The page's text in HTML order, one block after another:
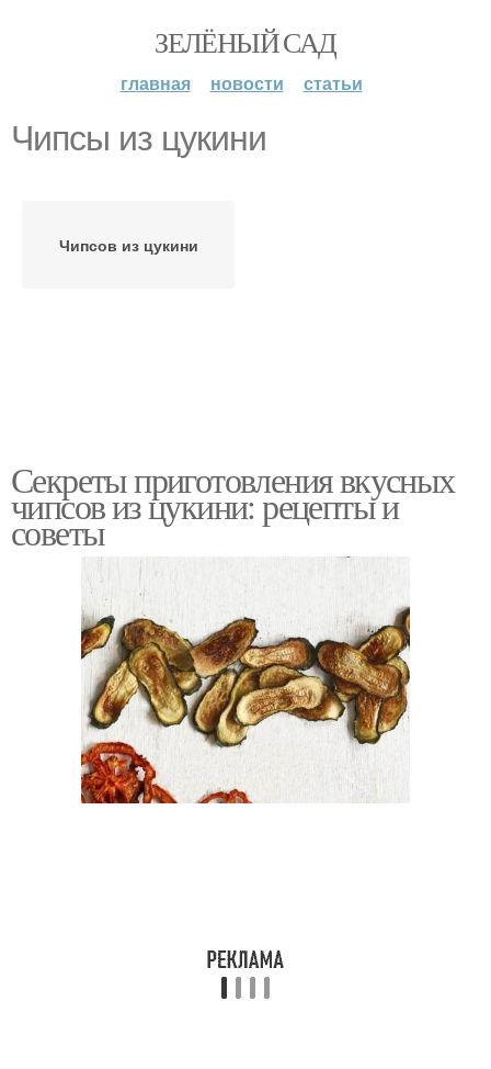
ЗЕЛЁНЫЙ САД
главная новости статьи
Чипсы из цукини
Чипсов из цукини
Секреты приготовления вкусных
чипсов из цукини: рецепты и
советы